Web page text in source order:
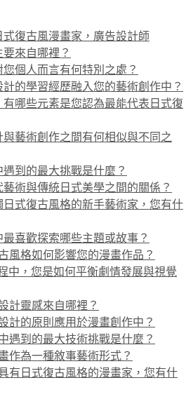
復古風漫畫家，廣告設計師
來自哪裡？
個人而言有何特別之處？
的學習經歷融入您的藝術創作中？
哪些元素是您認為最能代表日式復
藝術創作之間有何相似與不同之
到的最大挑戰是什麼？
術與傳統日式美學之間的關係？
式復古風格的新手藝術家，您有什
喜歡探索哪些主題或故事？
風格如何影響您的漫畫作品？
中，您是如何平衡劇情發展與視覺
計靈感來自哪裡？
計的原則應用於漫畫創作中？
遇到的最大技術挑戰是什麼？
作為一種敘事藝術形式？
有日式復古風格的漫畫家，您有什